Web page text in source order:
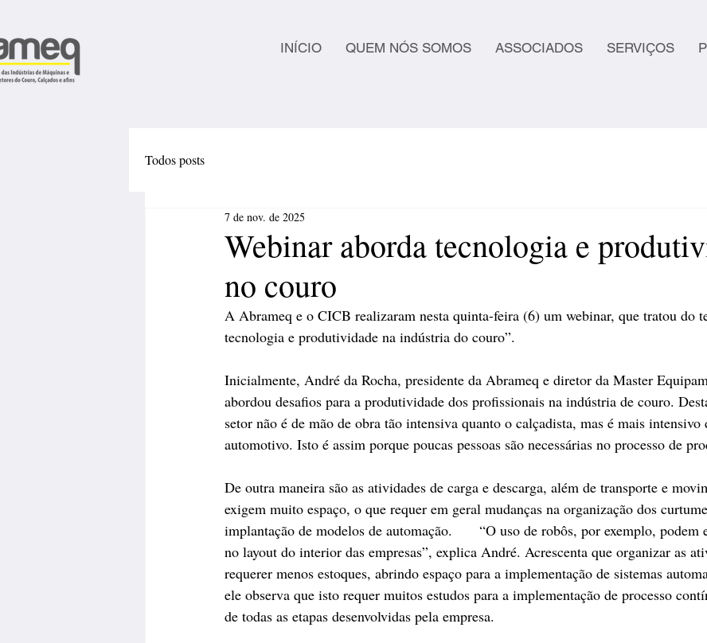
INÍCIO QUEM NÓS SOMOS ASSOCIADOS SERVIÇOS
Todos posts
Webinar aborda tecnologia e
no couro
7 de nov. de 2025
A Abrameq e o CICB realizaram nesta quinta-feira (6) um webinar, que tratou do
tecnologia e produtividade na indústria do couro”.
Inicialmente, André da Rocha, presidente da Abrameq e diretor da Master
abordou desafios para a produtividade dos profissionais na indústria de couro.
setor não é de mão de obra tão intensiva quanto o calçadista, mas é mais intensivo
automotivo. Isto é assim porque poucas pessoas são necessárias no processo de
De outra maneira são as atividades de carga e descarga, além de transporte e
exigem muito espaço, o que requer em geral mudanças na organização dos
implantação de modelos de automação. 	“O uso de robôs, por exemplo, podem exigir alterações
no layout do interior das empresas”, explica André. Acrescenta que organizar as
requerer menos estoques, abrindo espaço para a implementação de sistemas
ele observa que isto requer muitos estudos para a implementação de processo
de todas as etapas desenvolvidas pela empresa.